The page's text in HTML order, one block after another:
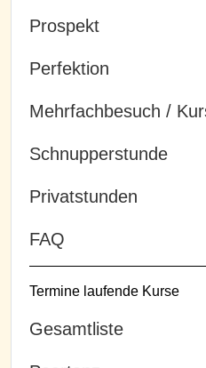
Prospekt
Perfektion
Mehrfachbesuch /
Schnupperstunde
Privatstunden
FAQ
Termine laufende Kurse
Gesamtliste